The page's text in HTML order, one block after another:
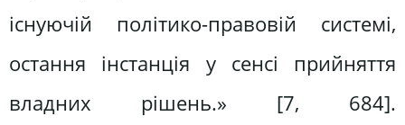
існуючій політико-правовій системі,
остання інстанція у сенсі прийняття
владних рішень.» [7, 684].